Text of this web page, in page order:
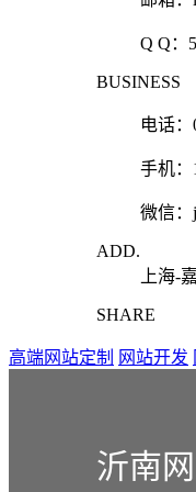
Q Q：
BUSINESS
电话：
手机：
微信：
ADD.
上海-
SHARE
高端网站定制 网站开发
沂南